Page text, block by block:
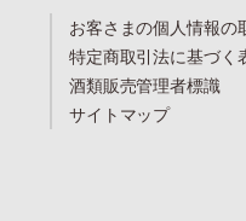
お客さまの個人情報の
特定商取引法に基づく
酒類販売管理者標識
サイトマップ